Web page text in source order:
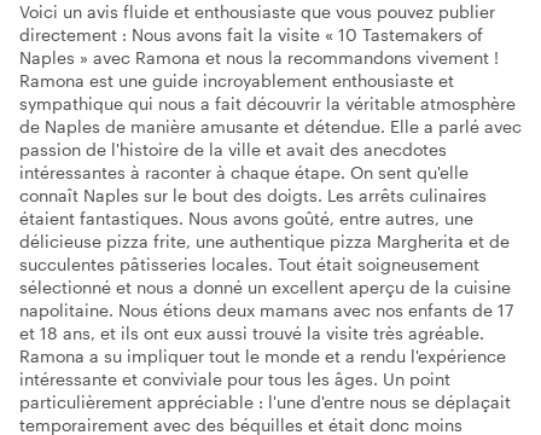
Voici un avis fluide et enthousiaste que vous pouvez publier
directement : Nous avons fait la visite « 10 Tastemakers of
Naples » avec Ramona et nous la recommandons vivement !
Ramona est une guide incroyablement enthousiaste et
sympathique qui nous a fait découvrir la véritable atmosphère
de Naples de manière amusante et détendue. Elle a parlé avec
passion de l'histoire de la ville et avait des anecdotes
intéressantes à raconter à chaque étape. On sent qu'elle
connaît Naples sur le bout des doigts. Les arrêts culinaires
étaient fantastiques. Nous avons goûté, entre autres, une
délicieuse pizza frite, une authentique pizza Margherita et de
succulentes pâtisseries locales. Tout était soigneusement
sélectionné et nous a donné un excellent aperçu de la cuisine
napolitaine. Nous étions deux mamans avec nos enfants de 17
et 18 ans, et ils ont eux aussi trouvé la visite très agréable.
Ramona a su impliquer tout le monde et a rendu l'expérience
intéressante et conviviale pour tous les âges. Un point
particulièrement appréciable : l'une d'entre nous se déplaçait
temporairement avec des béquilles et était donc moins